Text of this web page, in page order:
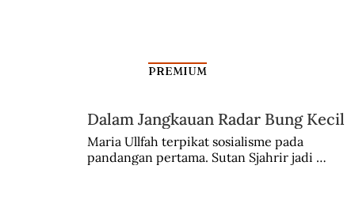
Paradoks Serat Centhini
PREMIUM
Dalam Jangkauan Radar Bung Kecil
Maria Ullfah terpikat sosialisme pada
pandangan pertama. Sutan Sjahrir jadi